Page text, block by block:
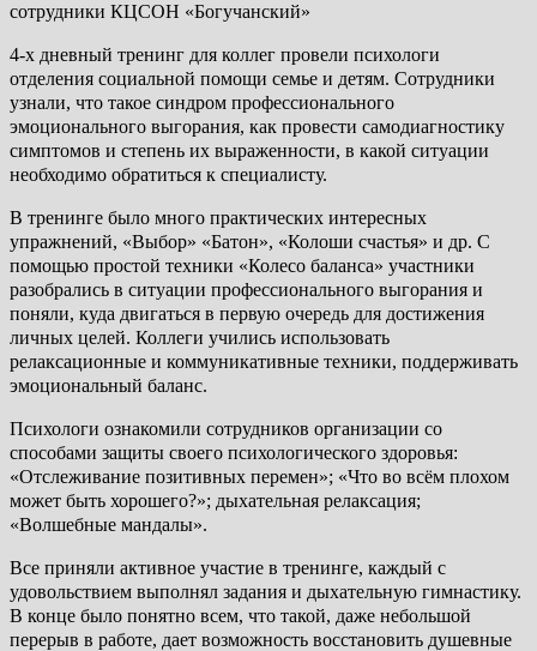
сотрудники КЦСОН «Богучанский»
4-х дневный тренинг для коллег провели психологи
отделения социальной помощи семье и детям. Сотрудники
узнали, что такое синдром профессионального
эмоционального выгорания, как провести самодиагностику
симптомов и степень их выраженности, в какой ситуации
необходимо обратиться к специалисту.
В тренинге было много практических интересных
упражнений, «Выбор» «Батон», «Колоши счастья» и др. С
помощью простой техники «Колесо баланса» участники
разобрались в ситуации профессионального выгорания и
поняли, куда двигаться в первую очередь для достижения
личных целей. Коллеги учились использовать
релаксационные и коммуникативные техники, поддерживать
эмоциональный баланс.
Психологи ознакомили сотрудников организации со
способами защиты своего психологического здоровья:
«Отслеживание позитивных перемен»; «Что во всём плохом
может быть хорошего?»; дыхательная релаксация;
«Волшебные мандалы».
Все приняли активное участие в тренинге, каждый с
удовольствием выполнял задания и дыхательную гимнастику.
В конце было понятно всем, что такой, даже небольшой
перерыв в работе, дает возможность восстановить душевные